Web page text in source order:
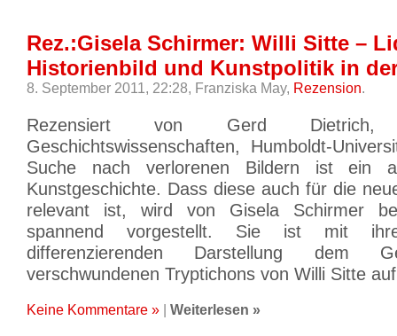
Rez.:Gisela Schirmer: Willi Sitte –
Historienbild und Kunstpolitik in
8. September 2011, 22:28, Franziska May, Rezension.
Rezensiert von Gerd
Geschichtswissenschaften, Humboldt-
Suche nach verlorenen Bildern ist ein
Kunstgeschichte. Dass diese auch für die
relevant ist, wird von Gisela Schirmer
spannend vorgestellt. Sie ist mit
differenzierenden Darstellung dem
verschwundenen Tryptichons von Willi Sitte
Keine Kommentare » Weiterlesen »